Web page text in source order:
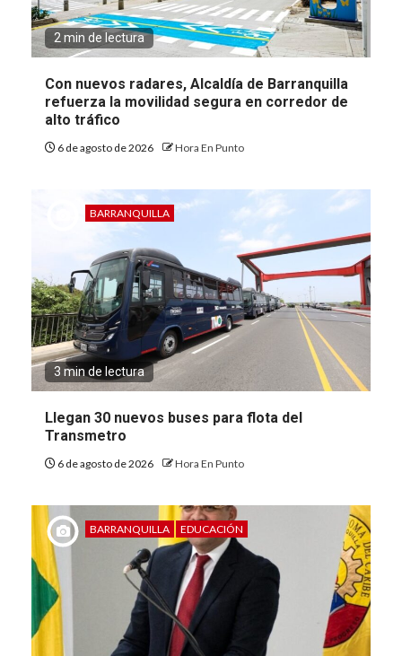
2 min de lectura
Con nuevos radares, Alcaldía de Barranquilla
refuerza la movilidad segura en corredor de
alto tráfico
6 de agosto de 2026 Hora En Punto
BARRANQUILLA
3 min de lectura
Llegan 30 nuevos buses para flota del
Transmetro
6 de agosto de 2026 Hora En Punto
BARRANQUILLA EDUCACIÓN